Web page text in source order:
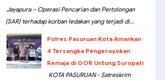
Jayapura – Operasi Pencarian dan Pertolongan
(SAR) terhadap korban ledakan yang terjadi di...
Polres Pasuruan Kota Amankan
4 Tersangka Pengeroyokan
Remaja di GOR Untung Suropati
KOTA PASURUAN - Satreskrim